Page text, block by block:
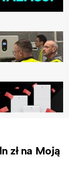
zł na Moją